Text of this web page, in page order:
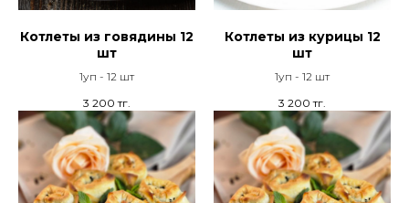
Котлеты из говядины 12
шт
1уп - 12 шт
3 200 тг.
Котлеты из курицы 12
шт
1уп - 12 шт
3 200 тг.